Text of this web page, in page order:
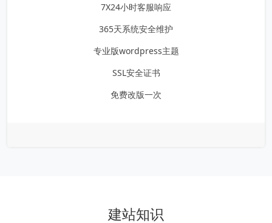
7X24小时客服响应
365天系统安全维护
专业版wordpress主题
SSL安全证书
免费改版一次
建站知识